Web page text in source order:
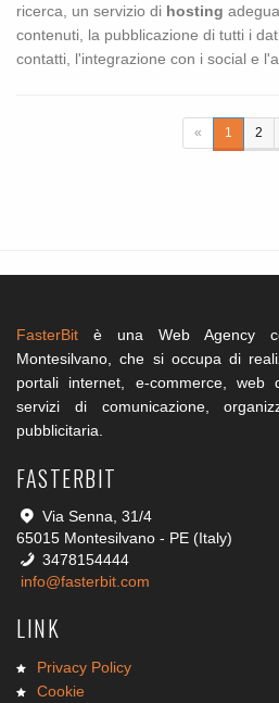
ricerca, un servizio di hosting
contenuti, la pubblicazione di tutti i
contatti, l'integrazione con i social e
« 1 2
FasterBit è una Web Agency
Montesilvano, che si occupa di
portali internet, e-commerce, web
servizi di comunicazione,
pubblicitaria.
FASTERBIT
Via Senna, 31/4
65015 Montesilvano - PE (Italy)
3478154444
info@fasterbit.com
LINK
Privacy Policy
Cookie